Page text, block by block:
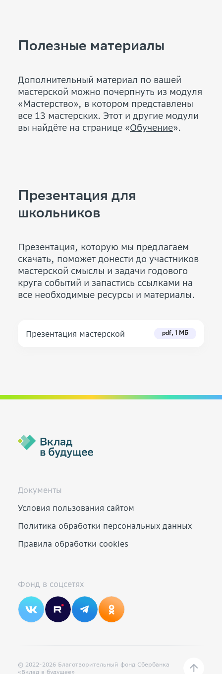
Полезные материалы
Дополнительный материал по вашей
мастерской можно почерпнуть из модуля
«Мастерство», в котором представлены
все 13 мастерских. Этот и другие модули
вы найдёте на странице «Обучение».
Презентация для
школьников
Презентация, которую мы предлагаем
скачать, поможет донести до участников
мастерской смыслы и задачи годового
круга событий и запастись ссылками на
все необходимые ресурсы и материалы.
Презентация мастерской pdf, 1 МБ
Документы
Условия пользования сайтом
Политика обработки персональных данных
Правила обработки cookies
Фонд в соцсетях
© 2022-2026 Благотворительный фонд Сбербанка
«Вклад в будущее»